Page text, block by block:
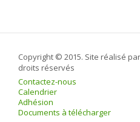
Copyright © 2015. Site réalisé
droits réservés
Contactez-nous
Calendrier
Adhésion
Documents à télécharger